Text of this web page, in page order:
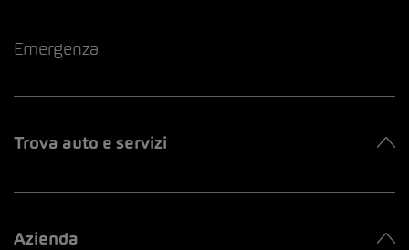
Emergenza
Trova auto e servizi
Azienda